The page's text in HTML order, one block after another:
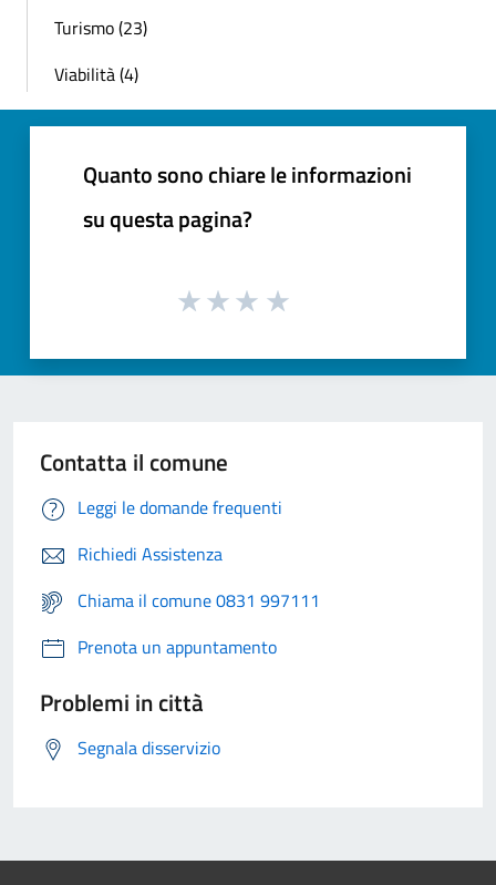
Turismo (23)
Viabilità (4)
Quanto sono chiare le informazioni
su questa pagina?
Contatta il comune
Leggi le domande frequenti
Richiedi Assistenza
Chiama il comune 0831 997111
Prenota un appuntamento
Problemi in città
Segnala disservizio